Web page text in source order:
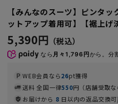
【みんなのスーツ】ピンタ
ットアップ着用可】【裾上げ
5,390円
なら 月々1,796円から。分
WEB会員なら26pt獲得
送料 全国一律550円（店舗受取な
お届けから 8 日以内の返品交換可